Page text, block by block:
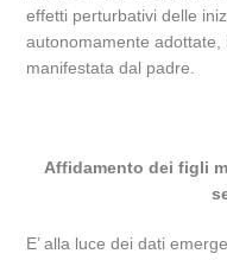
effetti perturbativi delle
autonomamente adottate,
manifestata dal padre.
Affidamento dei figli
E’ alla luce dei dati